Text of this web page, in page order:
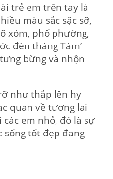
trẻ em trên tay là
màu sắc sặc sỡ,
xóm, phố phường,
đèn tháng Tám’
bừng và nhộn
như thắp lên hy
quan về tương lai
em nhỏ, đó là sự
sống tốt đẹp đang